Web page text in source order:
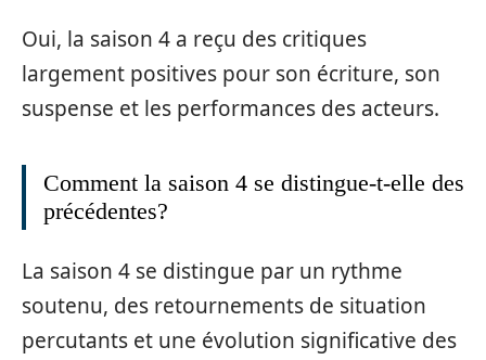
Oui, la saison 4 a reçu des critiques
largement positives pour son écriture, son
suspense et les performances des acteurs.
Comment la saison 4 se distingue-t-elle des
précédentes?
La saison 4 se distingue par un rythme
soutenu, des retournements de situation
percutants et une évolution significative des